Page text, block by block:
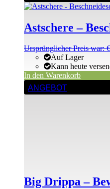
Astschere –
Ursprünglicher Preis war:
Auf Lager
Kann heute
In den Warenkorb
ANGEBOT
Big Drippa –